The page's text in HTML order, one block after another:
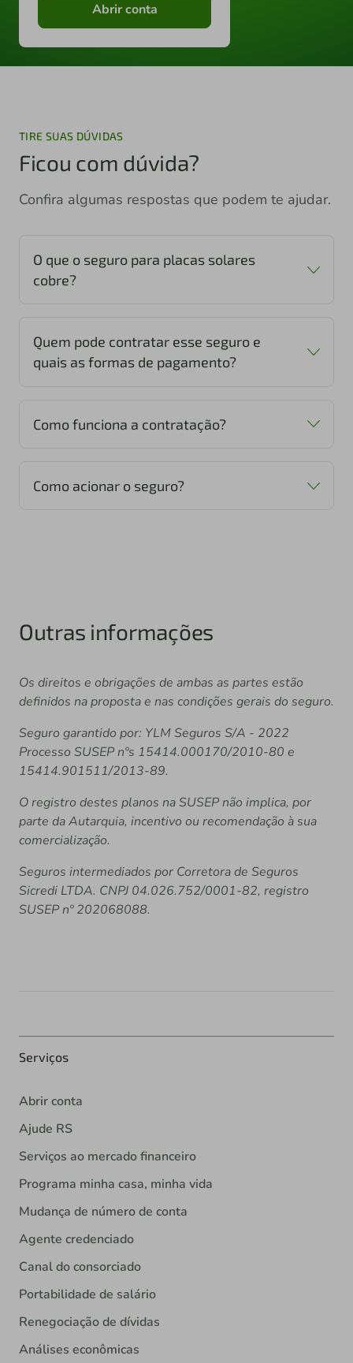
Abrir conta
TIRE SUAS DÚVIDAS
Ficou com dúvida?
Confira algumas respostas que podem te ajudar.
O que o seguro para placas solares
cobre?
Quem pode contratar esse seguro e
quais as formas de pagamento?
Como funciona a contratação?
Como acionar o seguro?
Outras informações
Os direitos e obrigações de ambas as partes estão
definidos na proposta e nas condições gerais do seguro.
Seguro garantido por: YLM Seguros S/A - 2022
Processo SUSEP nºs 15414.000170/2010-80 e
15414.901511/2013-89.
O registro destes planos na SUSEP não implica, por
parte da Autarquia, incentivo ou recomendação à sua
comercialização.
Seguros intermediados por Corretora de Seguros
Sicredi LTDA. CNPJ 04.026.752/0001-82, registro
SUSEP nº 202068088.
Serviços
Abrir conta
Ajude RS
Serviços ao mercado financeiro
Programa minha casa, minha vida
Mudança de número de conta
Agente credenciado
Canal do consorciado
Portabilidade de salário
Renegociação de dívidas
Análises econômicas